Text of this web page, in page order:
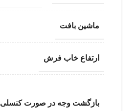
ماشین بافت
ارتفاع خاب فرش
بازگشت وجه در صورت کنسلی